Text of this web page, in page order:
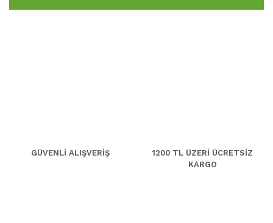
GÜVENLİ ALIŞVERİŞ
1200 TL ÜZERİ ÜCRETSİZ
KARGO